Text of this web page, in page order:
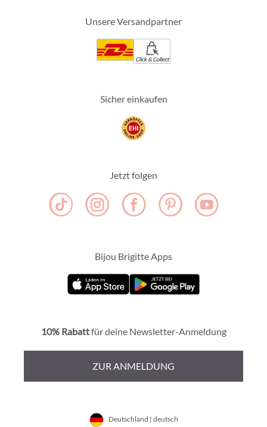
Unsere Versandpartner
Click & Collect
Sicher einkaufen
Jetzt folgen
Bijou Brigitte Apps
10% Rabattfür deine Newsletter-Anmeldung
ZUR ANMELDUNG
Deutschland | deutsch